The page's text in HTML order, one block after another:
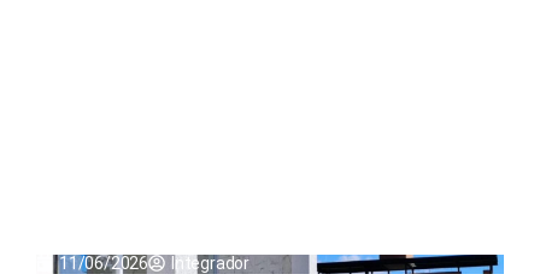
11/06/2026 Integrador